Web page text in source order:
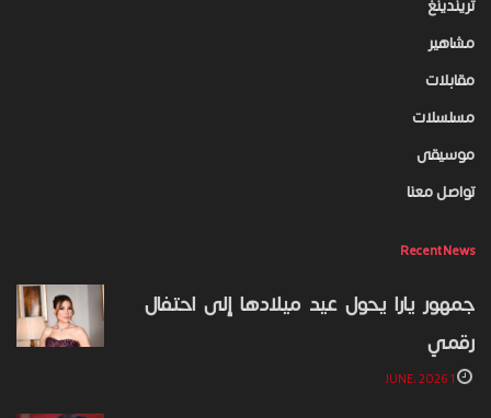
مشاهير
مقابلات
مسلسلات
موسيقى
تواصل معنا
Recent News
جمهور يارا يحول عيد ميلادها إلى احتفال
رقمي